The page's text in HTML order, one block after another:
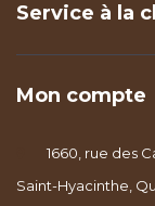
Service à la
Mon compte
1660, rue des
Saint-Hyacinthe,